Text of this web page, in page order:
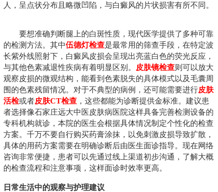
人，呈点状分布且略微凹陷，与白癜风的片状损害有所不同。
要想准确判断腿上的白斑性质，现代医学提供了多种可靠
的检测方法。其中伍德灯检查是最常用的筛查手段，在特定波
长紫外线照射下，白癜风皮损会呈现出亮蓝白色的荧光反应，
与其他色素减退性疾病有着明显区别。
皮肤镜检查则可以放大
观察皮损的微观结构，能看到色素脱失的具体模式以及毛囊周
围的色素残留情况。对于不典型的病例，还可能需要进行皮肤
活检或者皮肤CT检查 ，这些都能为诊断提供金标准。建议患
者选择像石家庄远大中医皮肤病医院这样具备完善检测设备的
专科机构就诊，本院的医生会根据具体情况制定个性化的检查
方案。千万不要自行购买药膏涂抹，以免刺激皮损导致扩散，
具体的用药方案需要在明确诊断后由医生面诊指导。现在网络
咨询非常便捷，患者可以先通过线上渠道初步沟通，了解大概
的检查流程和注意事项，这样面诊时效率更高。
日常生活中的观察与护理建议